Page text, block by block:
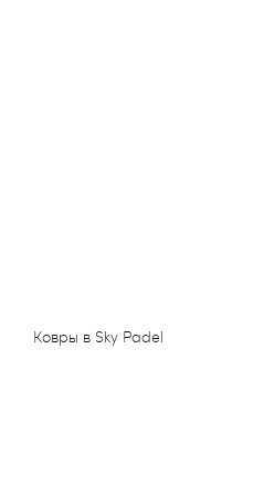
Ковры в Sky Padel